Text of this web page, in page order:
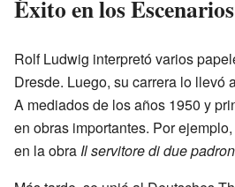
Éxito en los
Rolf Ludwig interpretó varios
Dresde. Luego, su carrera lo llevó
A mediados de los años 1950 y
en obras importantes. Por
en la obra Il servitore di due